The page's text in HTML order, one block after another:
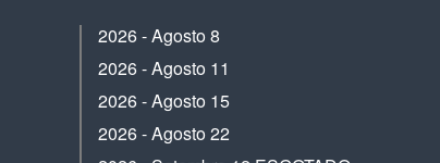
2026 - Agosto 8
2026 - Agosto 11
2026 - Agosto 15
2026 - Agosto 22